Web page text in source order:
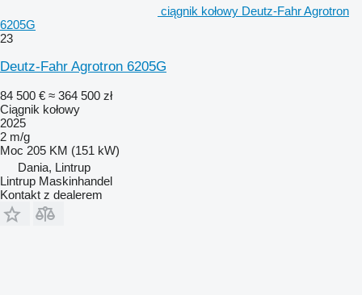
ciągnik kołowy Deutz-Fahr Agrotron
6205G
23
Deutz-Fahr Agrotron 6205G
84 500 € ≈ 364 500 zł
Ciągnik kołowy
2025
2 m/g
Moc 205 KM (151 kW)
Dania, Lintrup
Lintrup Maskinhandel
Kontakt z dealerem